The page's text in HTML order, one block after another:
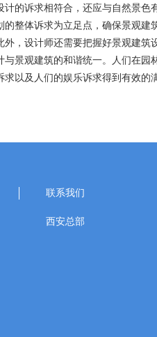
的诉求相符合，还应与自然景色
整体诉求为立足点，确保景观建
，设计师还需要把握好景观建筑
景观建筑的和谐统一。人们在园
以及人们的娱乐诉求得到有效的
联系我们
西安总部